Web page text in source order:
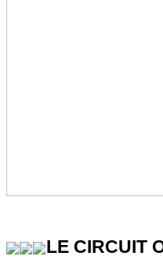
LE CIRCUIT